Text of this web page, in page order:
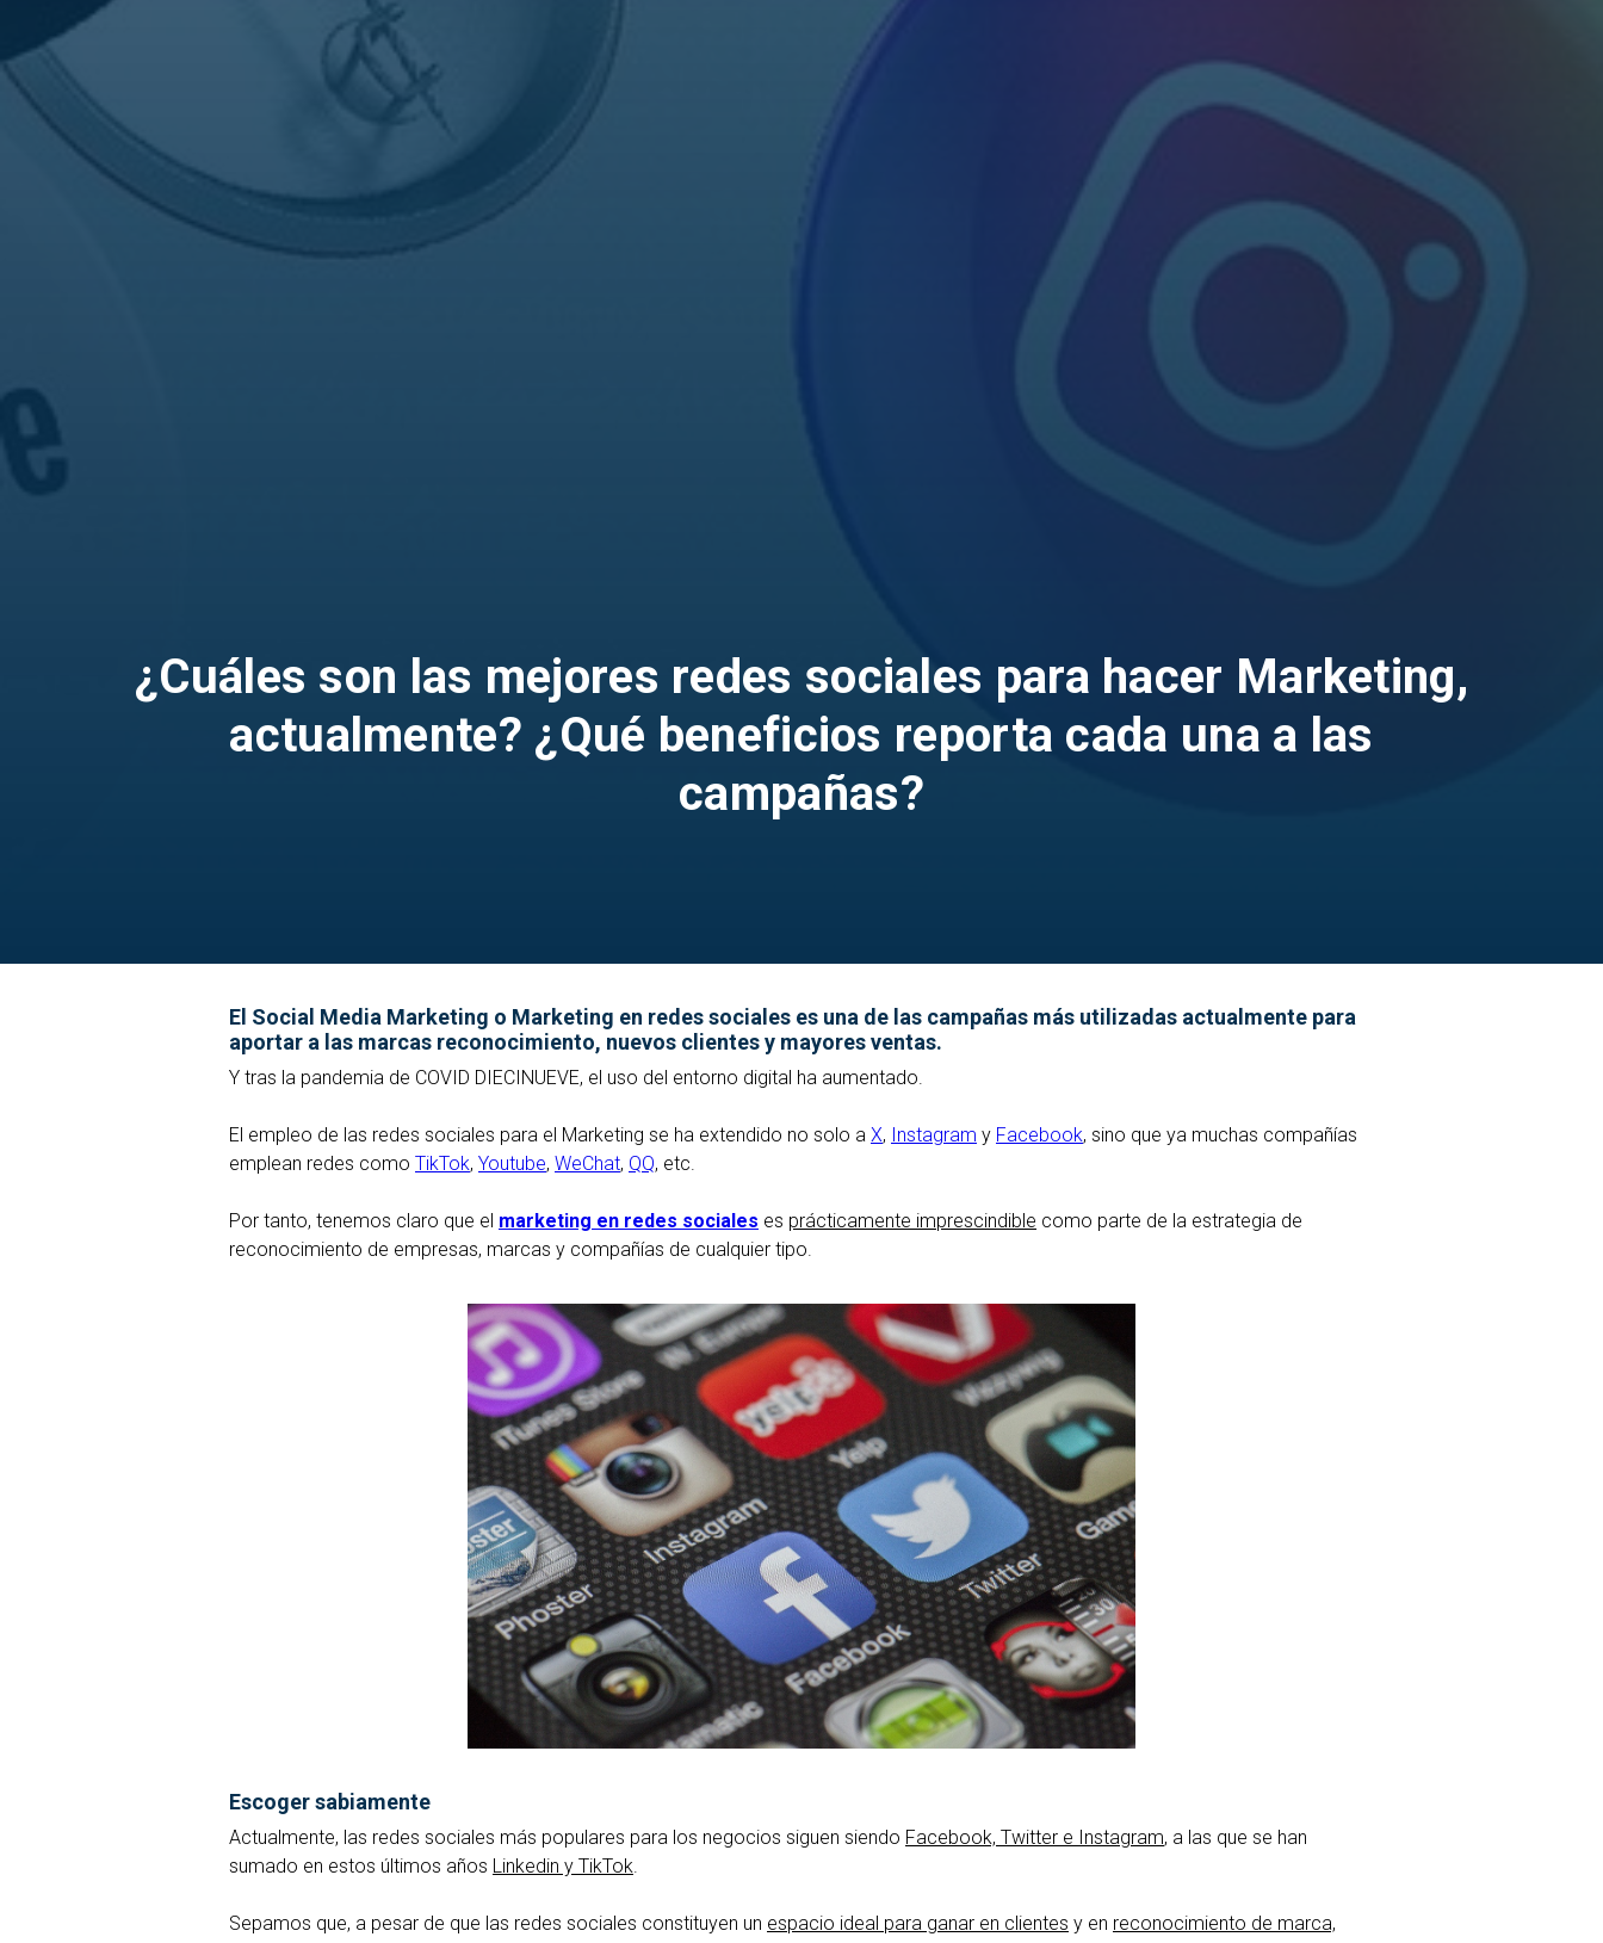
¿Cuáles son las mejores redes sociales para hacer Marketing,
actualmente? ¿Qué beneficios reporta cada una a las
campañas?
El Social Media Marketing o Marketing en redes sociales es una de las campañas más utilizadas actualmente para
aportar a las marcas reconocimiento, nuevos clientes y mayores ventas.
Y tras la pandemia de COVID DIECINUEVE, el uso del entorno digital ha aumentado.
El empleo de las redes sociales para el Marketing se ha extendido no solo a X, Instagram y Facebook, sino que ya muchas compañías
emplean redes como TikTok, Youtube, WeChat, QQ, etc.
Por tanto, tenemos claro que el marketing en redes sociales es prácticamente imprescindible como parte de la estrategia de
reconocimiento de empresas, marcas y compañías de cualquier tipo.
Escoger sabiamente
Actualmente, las redes sociales más populares para los negocios siguen siendo Facebook, Twitter e Instagram, a las que se han
sumado en estos últimos años Linkedin y TikTok.
Sepamos que, a pesar de que las redes sociales constituyen un espacio ideal para ganar en clientes y en reconocimiento de marca,